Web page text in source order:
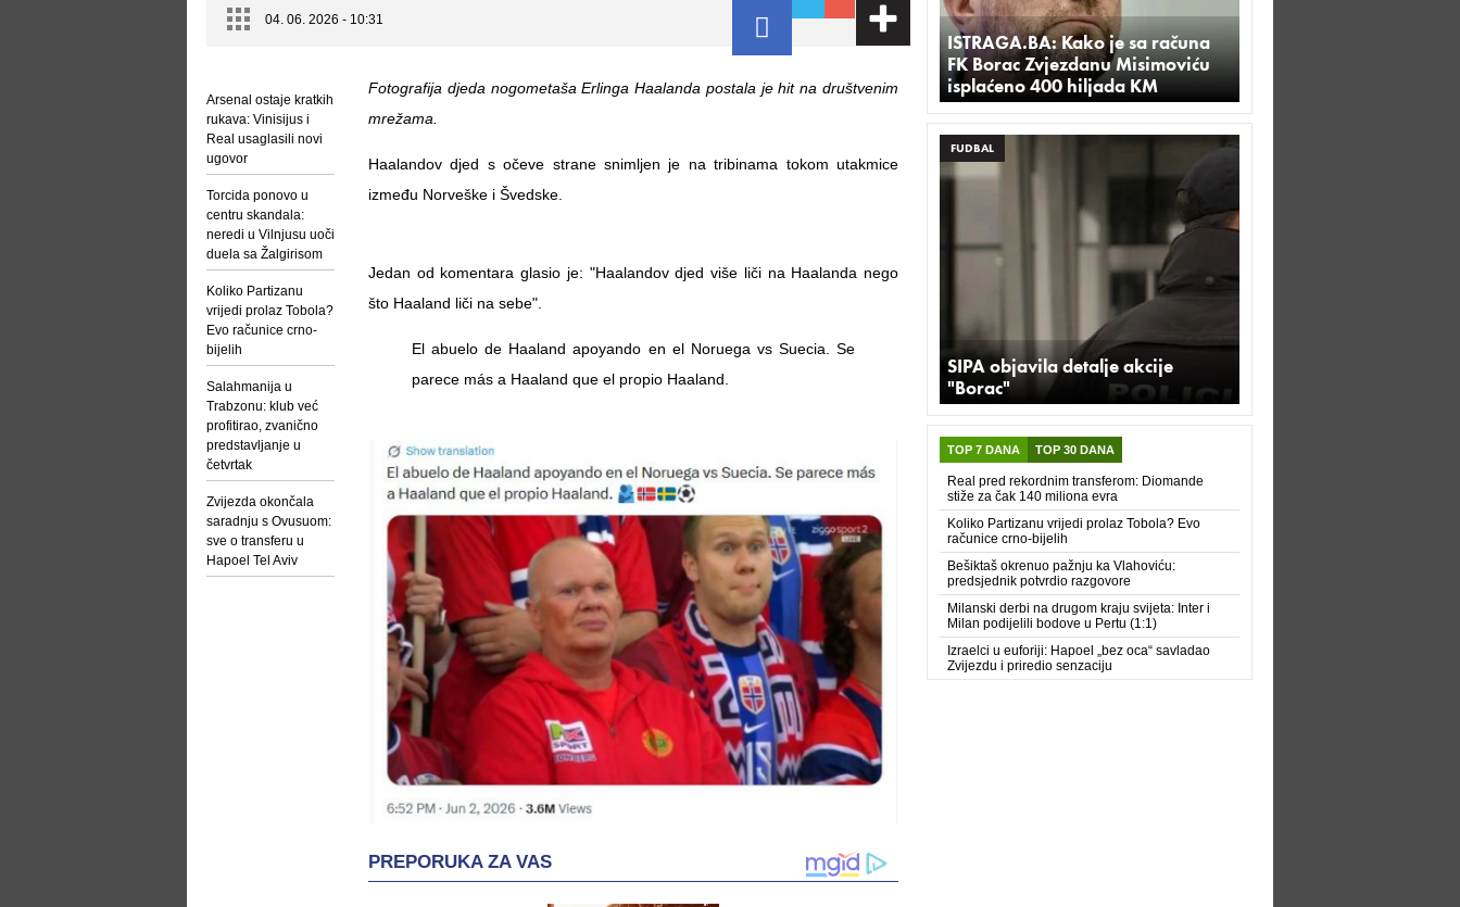
04. 06. 2026 - 10:31
Arsenal ostaje kratkih
rukava: Vinisijus i
Real usaglasili novi
ugovor
Torcida ponovo u
centru skandala:
neredi u Vilnjusu uoči
duela sa Žalgirisom
Koliko Partizanu
vrijedi prolaz Tobola?
Evo računice crno-
bijelih
Salahmanija u
Trabzonu: klub već
profitirao, zvanično
predstavljanje u
četvrtak
Zvijezda okončala
saradnju s Ovusuom:
sve o transferu u
Hapoel Tel Aviv
Fotografija djeda nogometaša Erlinga Haalanda postala je hit na društvenim
mrežama.
Haalandov djed s očeve strane snimljen je na tribinama tokom utakmice
između Norveške i Švedske.
Jedan od komentara glasio je: "Haalandov djed više liči na Haalanda nego
što Haaland liči na sebe".
El abuelo de Haaland apoyando en el Noruega vs Suecia. Se
parece más a Haaland que el propio Haaland.
ISTRAGA.BA: Kako je sa računa
FK Borac Zvjezdanu Misimoviću
isplaćeno 400 hiljada KM
FUDBAL
SIPA objavila detalje akcije
"Borac"
TOP 7 DANA TOP 30 DANA
Real pred rekordnim transferom: Diomande
stiže za čak 140 miliona evra
Koliko Partizanu vrijedi prolaz Tobola? Evo
računice crno-bijelih
Bešiktaš okrenuo pažnju ka Vlahoviću:
predsjednik potvrdio razgovore
Milanski derbi na drugom kraju svijeta: Inter i
Milan podijelili bodove u Pertu (1:1)
Izraelci u euforiji: Hapoel „bez oca“ savladao
Zvijezdu i priredio senzaciju